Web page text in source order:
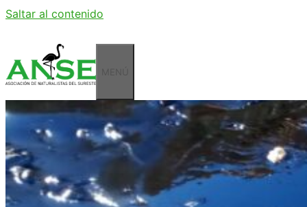
Saltar al contenido